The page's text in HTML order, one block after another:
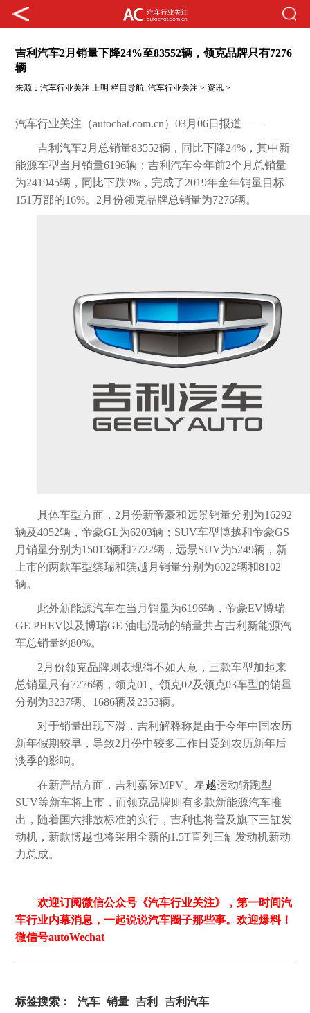
吉利汽车2月销量下降24%至83552辆，领克品牌只有7276
辆
来源：汽车行业关注 上明 栏目导航:汽车行业关注 > 资讯 >
汽车行业关注（autochat.com.cn）03月06日报道——
吉利汽车2月总销量83552辆，同比下降24%，其中新
能源车型当月销量6196辆；吉利汽车今年前2个月总销量
为241945辆，同比下跌9%，完成了2019年全年销量目标
151万部的16%。2月份领克品牌总销量为7276辆。
具体车型方面，2月份新帝豪和远景销量分别为16292
辆及4052辆，帝豪GL为6203辆；SUV车型博越和帝豪GS
月销量分别为15013辆和7722辆，远景SUV为5249辆，新
上市的两款车型缤瑞和缤越月销量分别为6022辆和8102
辆。
此外新能源汽车在当月销量为6196辆，帝豪EV博瑞
GE PHEV以及博瑞GE 油电混动的销量共占吉利新能源汽
车总销量约80%。
2月份领克品牌则表现得不如人意，三款车型加起来
总销量只有7276辆，领克01、领克02及领克03车型的销量
分别为3237辆、1686辆及2353辆。
对于销量出现下滑，吉利解释称是由于今年中国农历
新年假期较早，导致2月份中较多工作日受到农历新年后
淡季的影响。
在新产品方面，吉利嘉际MPV、星越运动轿跑型
SUV等新车将上市，而领克品牌则有多款新能源汽车推
出，随着国六排放标准的实行，吉利也将普及旗下三缸发
动机，新款博越也将采用全新的1.5T直列三缸发动机新动
力总成。
欢迎订阅微信公众号《汽车行业关注》，第一时间汽
车行业内幕消息，一起说说汽车圈子那些事。欢迎爆料！
微信号autoWechat
标签搜索： 汽车 销量 吉利
吉利汽车